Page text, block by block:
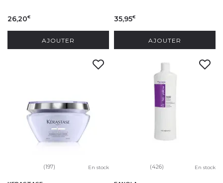
26,20€
AJOUTER
35,95€
AJOUTER
(197) En stock (426) En stock